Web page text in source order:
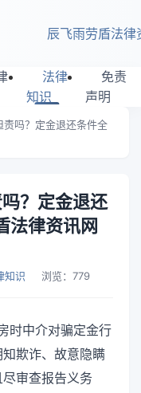
辰飞雨劳盾法律
法律
知识
免责
声明
责吗？定金退还条件全
？定金退还
法律资讯网
知识 浏览： 779
时中介对骗定金行
欺诈、故意隐瞒
审查报告义务